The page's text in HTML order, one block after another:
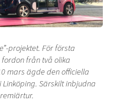
projektet. För första
från två olika
mars ägde den officiella
Särskilt inbjudna